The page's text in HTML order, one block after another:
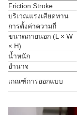
Friction Stroke
บริเวณแรงเสียดทาน
การตั้งค่าความถี่
ขนาดภายนอก (L × W
× H)
น้ำหนัก
อำนาจ
เกณฑ์การออกแบบ